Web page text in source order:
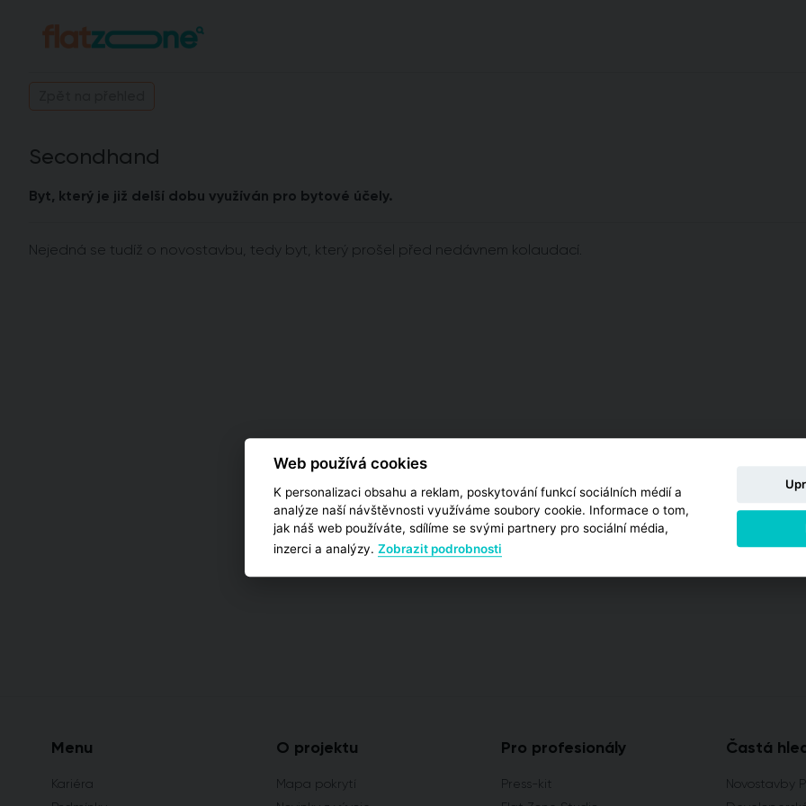
Secondhand
Byt, který je již delší dobu využíván pro bytové účely.
Nejedná se tudíž o novostavbu, tedy byt, který prošel před nedávnem kolaudací.
Menu
Kariéra
O projektu
Mapa pokrytí
Pro profesionály
Press-kit
Častá
Novostavby
Web používá cookies
K personalizaci obsahu a reklam, poskytování funkcí sociálních médií a
analýze naší návštěvnosti využíváme soubory cookie. Informace o tom,
jak náš web používáte, sdílíme se svými partnery pro sociální média,
inzerci a analýzy. Zobrazit podrobnosti